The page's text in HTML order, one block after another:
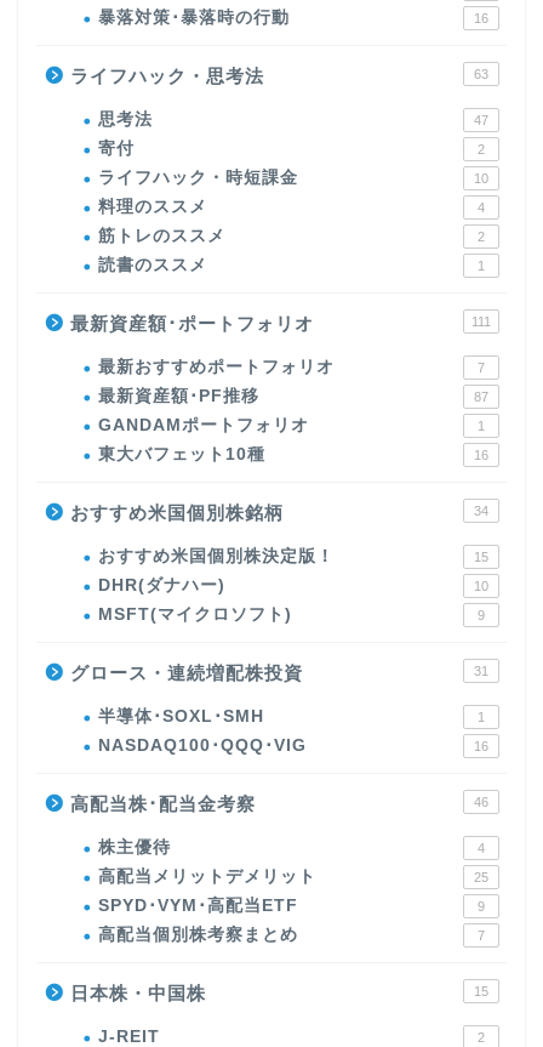
暴落対策･暴落時の行動 16
ライフハック・思考法 63
思考法 47
寄付 2
ライフハック・時短課金 10
料理のススメ 4
筋トレのススメ 2
読書のススメ 1
最新資産額･ポートフォリオ 111
最新おすすめポートフォリオ 7
最新資産額･PF推移 87
GANDAMポートフォリオ 1
東大バフェット10種 16
おすすめ米国個別株銘柄 34
おすすめ米国個別株決定版！ 15
DHR(ダナハー) 10
MSFT(マイクロソフト) 9
グロース・連続増配株投資 31
半導体･SOXL･SMH 1
NASDAQ100･QQQ･VIG 16
高配当株･配当金考察 46
株主優待 4
高配当メリットデメリット 25
SPYD･VYM･高配当ETF 9
高配当個別株考察まとめ 7
日本株・中国株 15
J-REIT 2